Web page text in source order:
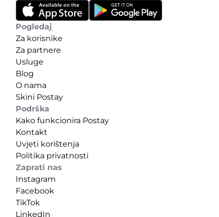
Pogledaj
Za korisnike
Za partnere
Usluge
Blog
O nama
Skini Postay
Podrška
Kako funkcionira Postay
Kontakt
Uvjeti korištenja
Politika privatnosti
Zaprati nas
Instagram
Facebook
TikTok
LinkedIn